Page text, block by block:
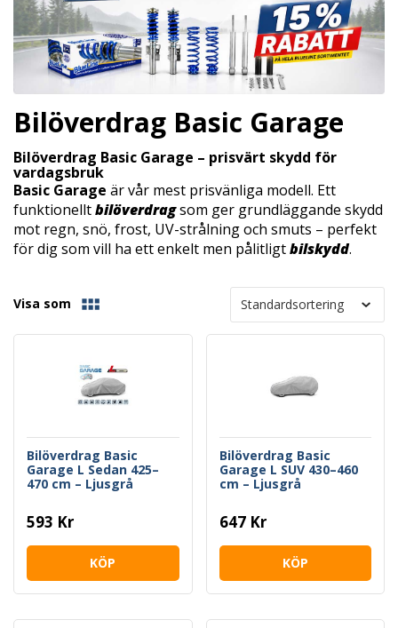
Bilöverdrag Basic Garage
Bilöverdrag Basic Garage – prisvärt skydd för
vardagsbruk
Basic Garage är vår mest prisvänliga modell. Ett
funktionelltbilöverdragsom ger grundläggande skydd
mot regn, snö, frost, UV-strålning och smuts – perfekt
för dig som vill ha ett enkelt men pålitligtbilskydd.
Visa som
Bilöverdrag Basic
Garage L Sedan 425–
470 cm – Ljusgrå
593 Kr
KÖP
Bilöverdrag Basic
Garage L SUV 430–460
cm – Ljusgrå
647 Kr
KÖP